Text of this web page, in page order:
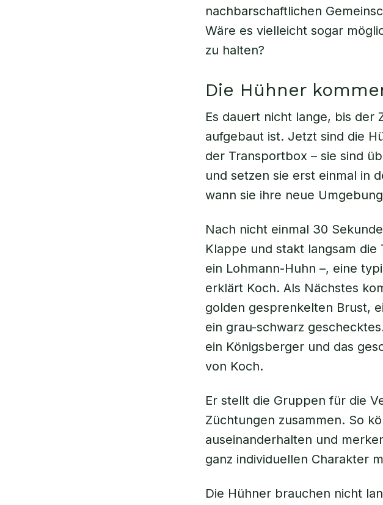
nachbarschaftlichen
Wäre es vielleicht sogar
zu halten?
Die Hühner
Es dauert nicht lange, bis der
aufgebaut ist. Jetzt sind die
der Transportbox – sie sind
und setzen sie erst einmal in
wann sie ihre neue
Nach nicht einmal 30
Klappe und stakt langsam
ein Lohmann-Huhn –, eine
erklärt Koch. Als Nächstes
golden gesprenkelten Brust,
ein grau-schwarz
ein Königsberger und das
von Koch.
Er stellt die Gruppen für die
Züchtungen zusammen. So
auseinanderhalten und
ganz individuellen Charakter
Die Hühner brauchen nicht